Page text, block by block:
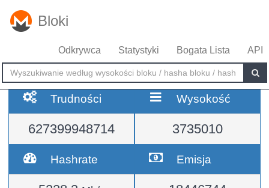
Bloki
Odkrywca Statystyki Bogata Lista API
Trudności
627399948714
Wysokość
3735010
Hashrate Emisja